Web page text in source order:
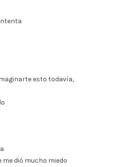
esto todavía,
dió mucho miedo